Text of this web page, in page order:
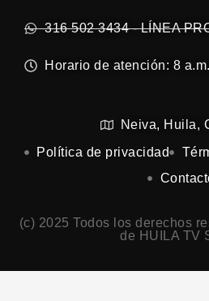
316 502 3434 - LÍNEA
Horario de atención: 8
Neiva, Huila,
Política de privacidad
(c) 2025 Todos los derechos
de HUILA TV